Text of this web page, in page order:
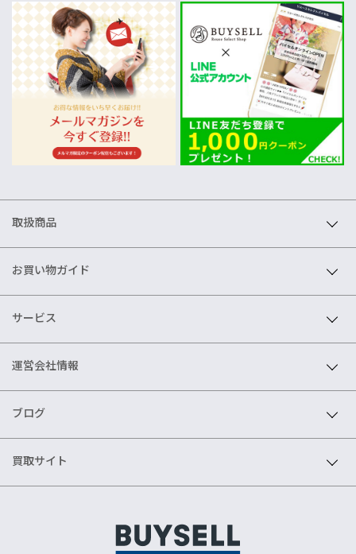
取扱商品
お買い物ガイド
サービス
運営会社情報
ブログ
買取サイト